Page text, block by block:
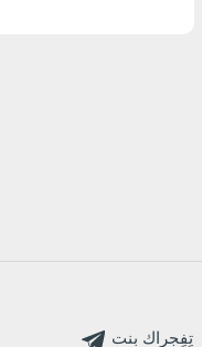
تٍفٍجراك بنت